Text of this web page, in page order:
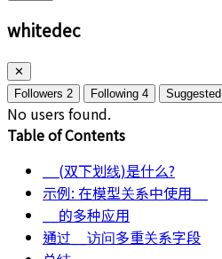
whitedec
✕
Followers 2 Following 4 Suggested
No users found.
Table of Contents
__(双下划线)是什么?
示例: 在模型关系中使用__
__的多种应用
通过__访问多重关系字段